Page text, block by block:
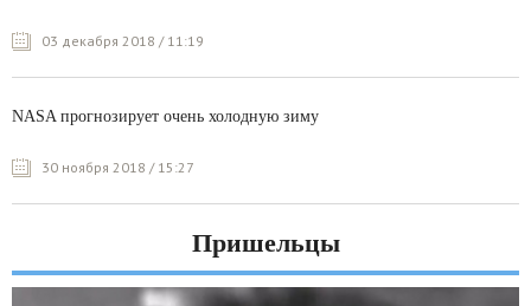
03 декабря 2018 / 11:19
NASA прогнозирует очень холодную зиму
30 ноября 2018 / 15:27
Пришельцы